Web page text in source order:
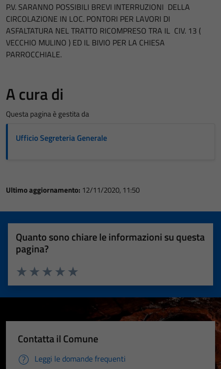
P.V. SARANNO POSSIBILI BREVI INTERRUZIONI DELLA
CIRCOLAZIONE IN LOC. PONTORI PER LAVORI DI
ASFALTATURA NEL TRATTO RICOMPRESO TRA IL CIV. 13 (
VECCHIO MULINO ) ED IL BIVIO PER LA CHIESA
PARROCCHIALE.
A cura di
Questa pagina è gestita da
Ufficio Segreteria Generale
Ultimo aggiornamento: 12/11/2020, 11:50
Quanto sono chiare le informazioni su questa
pagina?
Valuta 5 stelle su 5
Valuta 4 stelle su 5
Valuta 3 stelle su 5
Valuta 2 stelle su 5
Valuta 1 stelle su 5
Contatta il Comune
Leggi le domande frequenti